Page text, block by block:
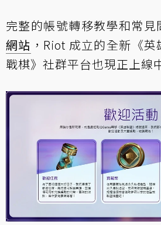
完整的帳號轉移教學和常見
網站 ，Riot 成立的全新《
戰棋》社群平台也現正上線